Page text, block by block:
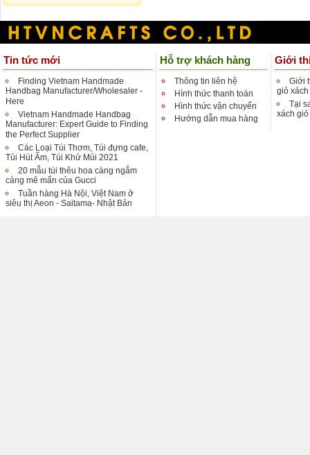
Tin tức mới
Finding Vietnam Handmade
Handbag Manufacturer/Wholesaler -
Here
Vietnam Handmade Handbag
Manufacturer: Expert Guide to Finding
the Perfect Supplier
Các Loại Túi Thơm, Túi đựng cafe,
Túi Hút Ẩm, Túi Khử Mùi 2021
20 mẫu túi thêu hoa càng ngắm
càng mê mẩn của Gucci
Tuần hàng Hà Nội, Việt Nam ở
siêu thị Aeon - Saitama- Nhật Bản
Hỗ trợ khách hàng
Thông tin liên hệ
Hình thức thanh toán
Hình thức vận chuyển
Hướng dẫn mua hàng
Giới
Giới
giỏ xách
Tại
xách